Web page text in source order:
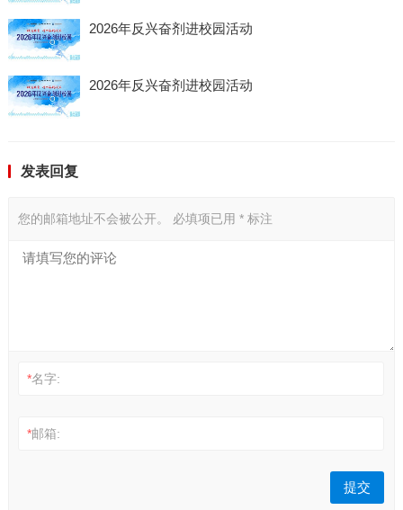
2026年反兴奋剂进校园活动
2026年反兴奋剂进校园活动
发表回复
您的邮箱地址不会被公开。 必填项已用 *标注
*名字:
*邮箱: